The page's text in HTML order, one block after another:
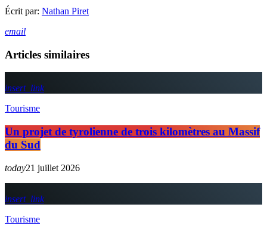
Écrit par: Nathan Piret
email
Articles similaires
insert_link
Tourisme
Un projet de tyrolienne de trois kilomètres au Massif
du Sud
today21 juillet 2026
insert_link
Tourisme